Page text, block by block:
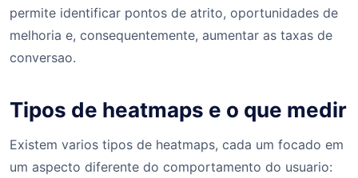
permite identificar pontos de atrito, oportunidades de
melhoria e, consequentemente, aumentar as taxas de
conversao.
Tipos de heatmaps e o que medir
Existem varios tipos de heatmaps, cada um focado em
um aspecto diferente do comportamento do usuario: